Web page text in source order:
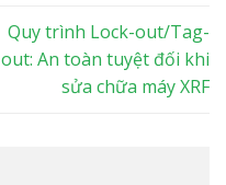
Quy trình Lock-out/Tag-
out: An toàn tuyệt đối khi
sửa chữa máy XRF